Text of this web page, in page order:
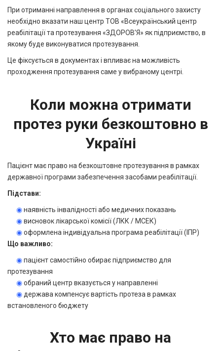
При отриманні направлення в органах соціального захисту
необхідно вказати наш центр ТОВ «Всеукраїнський центр
реабілітації та протезування «ЗДОРОВ’Я» як підприємство, в
якому буде виконуватися протезування.
Це фіксується в документах і впливає на можливість
проходження протезування саме у вибраному центрі.
Коли можна отримати
протез руки безкоштовно в
Україні
Пацієнт має право на безкоштовне протезування в рамках
державної програми забезпечення засобами реабілітації.
Підстави:
◉наявність інвалідності або медичних показань
◉висновок лікарської комісії (ЛКК / МСЕК)
◉оформлена індивідуальна програма реабілітації (ІПР)
Що важливо:
◉пацієнт самостійно обирає підприємство для
протезування
◉обраний центр вказується у направленні
◉ держава компенсує вартість протеза в рамках
встановленого бюджету
Хто має право на